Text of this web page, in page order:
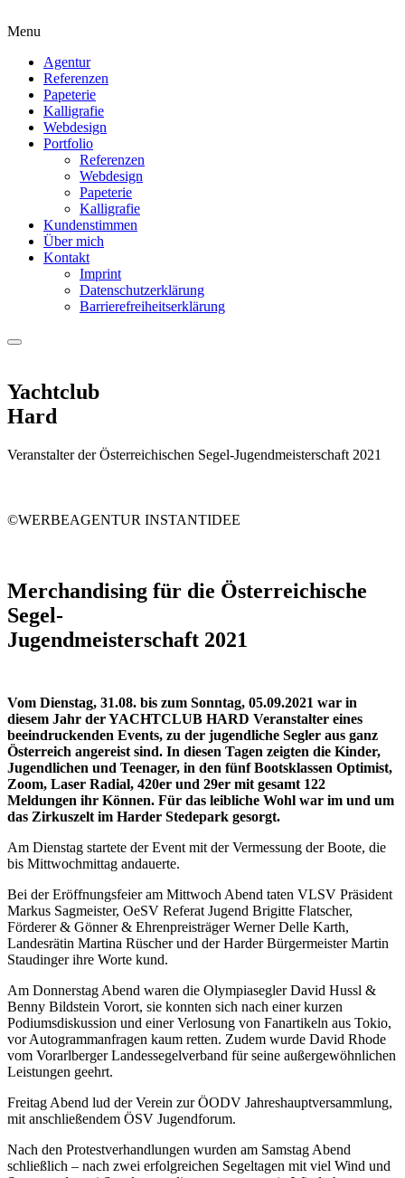
Menu
Agentur
Referenzen
Papeterie
Kalligrafie
Webdesign
Portfolio
Referenzen
Webdesign
Papeterie
Kalligrafie
Kundenstimmen
Über mich
Kontakt
Imprint
Datenschutzerklärung
Barrierefreiheitserklärung
Yachtclub
Hard
Veranstalter der Österreichischen Segel-Jugendmeisterschaft 2021
©WERBEAGENTUR INSTANTIDEE
Merchandising für die Österreichische
Segel-
Jugendmeisterschaft 2021
Vom Dienstag, 31.08. bis zum Sonntag, 05.09.2021 war in
diesem Jahr der YACHTCLUB HARD Veranstalter eines
beeindruckenden Events, zu der jugendliche Segler aus ganz
Österreich angereist sind. In diesen Tagen zeigten die Kinder,
Jugendlichen und Teenager, in den fünf Bootsklassen Optimist,
Zoom, Laser Radial, 420er und 29er mit gesamt 122
Meldungen ihr Können. Für das leibliche Wohl war im und um
das Zirkuszelt im Harder Stedepark gesorgt.
Am Dienstag startete der Event mit der Vermessung der Boote, die
bis Mittwochmittag andauerte.
Bei der Eröffnungsfeier am Mittwoch Abend taten VLSV Präsident
Markus Sagmeister, OeSV Referat Jugend Brigitte Flatscher,
Förderer & Gönner & Ehrenpreisträger Werner Delle Karth,
Landesrätin Martina Rüscher und der Harder Bürgermeister Martin
Staudinger ihre Worte kund.
Am Donnerstag Abend waren die Olympiasegler David Hussl &
Benny Bildstein Vorort, sie konnten sich nach einer kurzen
Podiumsdiskussion und einer Verlosung von Fanartikeln aus Tokio,
vor Autogrammanfragen kaum retten. Zudem wurde David Rhode
vom Vorarlberger Landessegelverband für seine außergewöhnlichen
Leistungen geehrt.
Freitag Abend lud der Verein zur ÖODV Jahreshauptversammlung,
mit anschließendem ÖSV Jugendforum.
Nach den Protestverhandlungen wurden am Samstag Abend
schließlich – nach zwei erfolgreichen Segeltagen mit viel Wind und